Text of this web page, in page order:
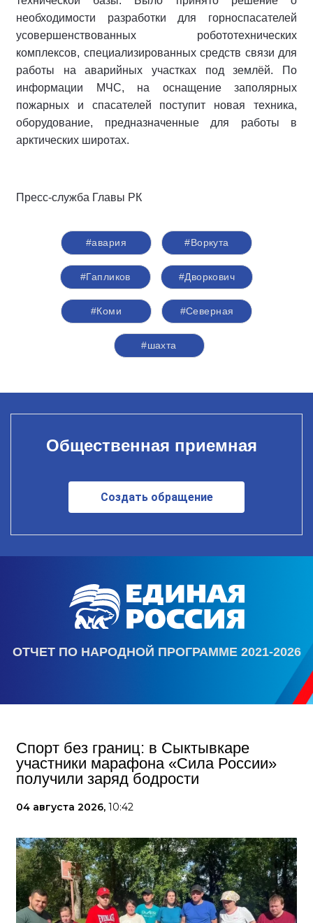
необходимости разработки для горноспасателей
усовершенствованных робототехнических
комплексов, специализированных средств связи для
работы на аварийных участках под землёй. По
информации МЧС, на оснащение заполярных
пожарных и спасателей поступит новая техника,
оборудование, предназначенные для работы в
арктических широтах.
Пресс-служба Главы РК
#авария #Воркута
#Гапликов #Дворкович
#Коми #Северная
#шахта
Общественная приемная
Создать обращение
ОТЧЕТ ПО НАРОДНОЙ ПРОГРАММЕ 2021-2026
Спорт без границ: в Сыктывкаре
участники марафона «Сила России»
получили заряд бодрости
04 августа 2026, 10:42